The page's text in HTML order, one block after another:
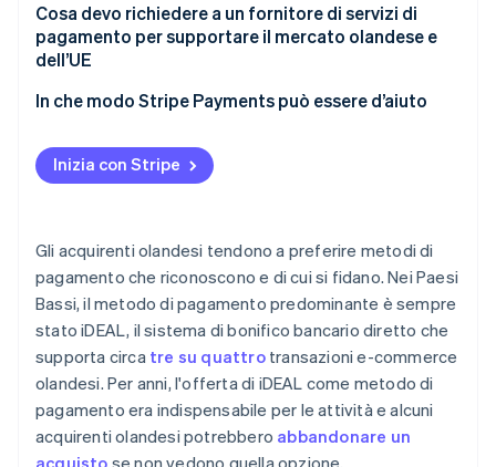
Metodi di pagamento previsti nei Paesi Bassi
Metodi di pagamento previsti in Belgio
Cosa devo richiedere a un fornitore di servizi di
pagamento per supportare il mercato olandese e
dell’UE
In che modo Stripe Payments può essere d’aiuto
Inizia con Stripe
Gli acquirenti olandesi tendono a preferire metodi di
pagamento che riconoscono e di cui si fidano. Nei Paesi
Bassi, il metodo di pagamento predominante è sempre
stato iDEAL, il sistema di bonifico bancario diretto che
supporta circa tre su quattrotransazioni e-commerce
olandesi. Per anni, l'offerta di iDEAL come metodo di
pagamento era indispensabile per le attività e alcuni
acquirenti olandesi potrebbero abbandonare un